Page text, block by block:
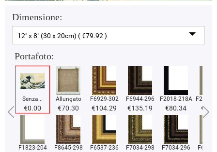
Dimensione:
12" x 8" (30 x 20cm) ( €79.92 )
Portafoto:
Senza...
€0.00
Allungato
€70.30
F6929-302
€104.29
F6944-296
€135.19
F2018-218A
€80.34
F2018-
F1823-204 F8645-298 F6537-236 F7034-298 F7034-296